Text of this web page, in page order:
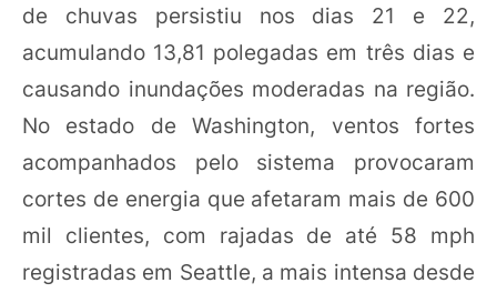
de chuvas persistiu nos dias 21 e 22,
acumulando 13,81 polegadas em três dias e
causando inundações moderadas na região.
No estado de Washington, ventos fortes
acompanhados pelo sistema provocaram
cortes de energia que afetaram mais de 600
mil clientes, com rajadas de até 58 mph
registradas em Seattle, a mais intensa desde